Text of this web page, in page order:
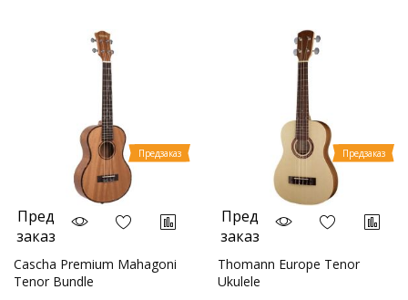
Предзаказ
Пред
заказ
Cascha Premium Mahagoni
Tenor Bundle
Предзаказ
Пред
заказ
Thomann Europe Tenor
Ukulele